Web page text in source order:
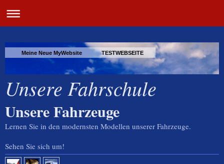
Meine Neue MyWebsite TESTWEBSEITE
Unsere Fahrschule
Unsere Fahrzeuge
Lernen Sie in den modernsten Modellen unserer Fahrzeuge.
Sehen Sie sich um!